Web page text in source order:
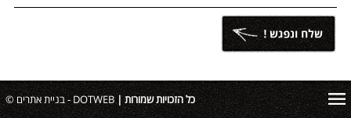
כל הזכויות שמורות |DOTWEB - בניית אתרים ©